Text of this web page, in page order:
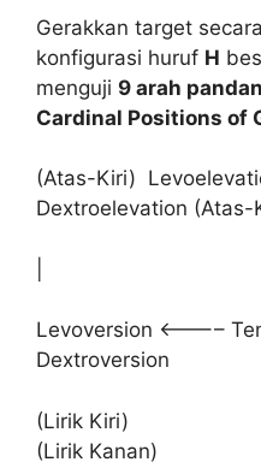
Gerakkan target
konfigurasi huruf H
menguji 9 arah
Cardinal Positions of
(Atas-Kiri)
Dextroelevation (Atas-
Levoversion <———–
Dextroversion
(Lirik
(Lirik Kanan)